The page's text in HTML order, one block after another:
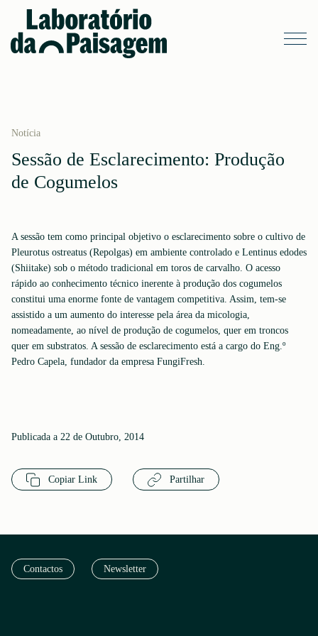
Notícia
Sessão de Esclarecimento: Produção
de Cogumelos
A sessão tem como principal objetivo o esclarecimento sobre o cultivo de
Pleurotus ostreatus (Repolgas) em ambiente controlado e Lentinus edodes
(Shiitake) sob o método tradicional em toros de carvalho. O acesso
rápido ao conhecimento técnico inerente à produção dos cogumelos
constitui uma enorme fonte de vantagem competitiva. Assim, tem-se
assistido a um aumento do interesse pela área da micologia,
nomeadamente, ao nível de produção de cogumelos, quer em troncos
quer em substratos. A sessão de esclarecimento está a cargo do Eng.º
Pedro Capela, fundador da empresa FungiFresh.
Publicada a 22 de Outubro, 2014
Copiar Link Partilhar
Contactos Newsletter